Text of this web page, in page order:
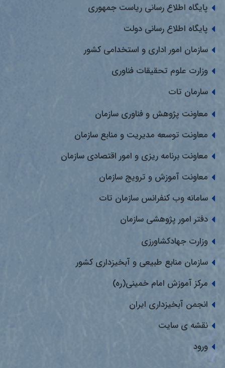
پایگاه اطلاع رسانی ریاست جمهوری
پایگاه اطلاع رسانی دولت
سازمان امور اداری و استخدامی کشور
وزارت علوم تحقیقات فناوری
سارمان تات
معاونت پژوهش و فناوری سازمان
معاونت توسعه مدیریت و منابع سازمان
معاونت برنامه ریزی و امور اقتصادی سازمان
معاونت آموزش و ترویج سازمان
سامانه وب کنفرانس سازمان تات
دفتر امور پژوهشی سازمان
وزارت جهادکشاورزی
سازمان منابع طبیعی و آبخیزداری کشور
مرکز آموزش امام خمینی(ره)
انجمن آبخیزداری ایران
نقشه ی سایت
ورود